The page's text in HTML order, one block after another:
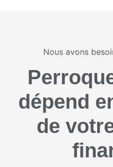
Nous avons
dépend
de